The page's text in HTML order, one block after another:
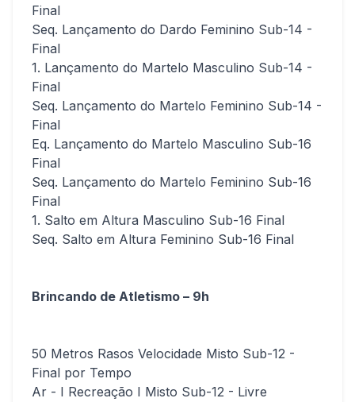
Final
Seq. Lançamento do Dardo Feminino Sub-14 -
Final
1. Lançamento do Martelo Masculino Sub-14 -
Final
Seq. Lançamento do Martelo Feminino Sub-14 -
Final
Eq. Lançamento do Martelo Masculino Sub-16
Final
Seq. Lançamento do Martelo Feminino Sub-16
Final
1. Salto em Altura Masculino Sub-16 Final
Seq. Salto em Altura Feminino Sub-16 Final
Brincando de Atletismo – 9h
50 Metros Rasos Velocidade Misto Sub-12 -
Final por Tempo
Ar - I Recreação I Misto Sub-12 - Livre